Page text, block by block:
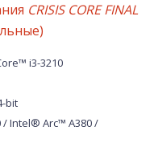
CRISIS CORE FINAL
i3-3210
bit
/ Intel® Arc™ A380 /